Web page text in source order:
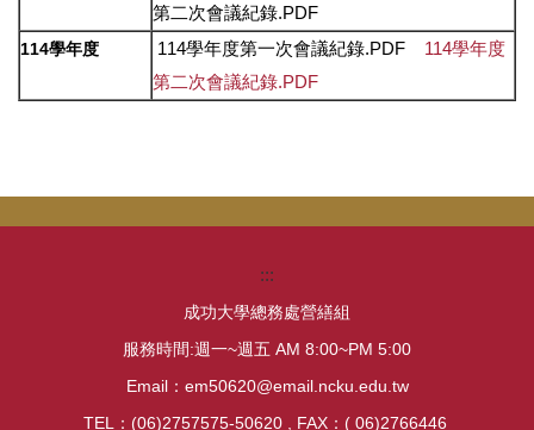
第二次會議紀錄.PDF
114學年度 114學年度第一次會議紀錄.PDF
114學年度
第二次會議紀錄.PDF
:::
成功大學總務處營繕組
服務時間:週一~週五 AM 8:00~PM 5:00
Email：em50620@email.ncku.edu.tw
TEL：(06)2757575-50620 , FAX：( 06)2766446